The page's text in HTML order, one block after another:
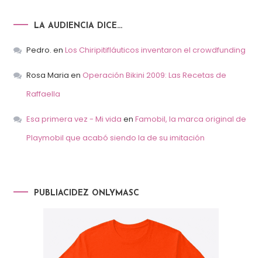
LA AUDIENCIA DICE…
Pedro. en Los Chiripitifláuticos inventaron el crowdfunding
Rosa Maria en Operación Bikini 2009: Las Recetas de
Raffaella
Esa primera vez - Mi vida en Famobil, la marca original de
Playmobil que acabó siendo la de su imitación
PUBLIACIDEZ ONLYMASC